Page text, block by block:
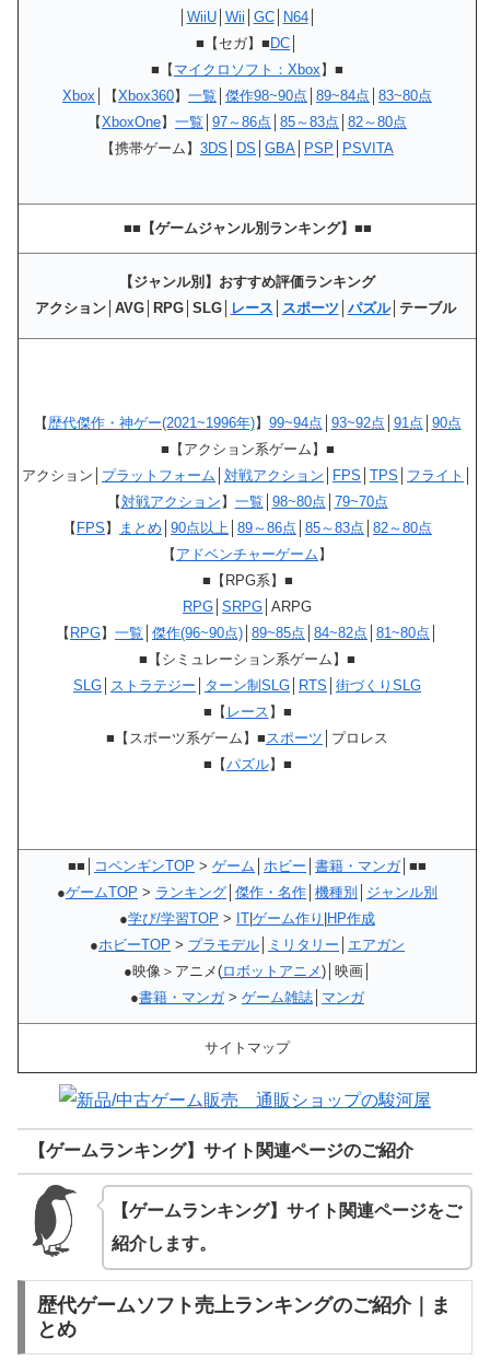
WiiU│ Wii GC│ N64│
■【セガ】■ DC
■【 マイクロソフト：Xbox 】■
Xbox │【Xbox360】 一覧 傑作98~90点 89~84点 83~80点
【XboxOne】 一覧 97～86点 85～83点 82～80点
【携帯ゲーム】 3DS DS GBA PSP PSVITA
■■【ゲームジャンル別ランキング】■■
【ジャンル別】おすすめ評価ランキング
アクション│AVG│RPG│SLG│
レース スポーツ パズル│テーブル
【 歴代傑作・神ゲー(2021~1996年)】 99~94点 93~92点 91点 90点
■【アクション系ゲーム】■
アクション│ プラットフォーム 対戦アクション FPS TPS フライト
【対戦アクション 】 一覧 98~80点 79~70点
【 FPS 】 まとめ 90点以上 89～86点 85～83点 82～80点
【 アドベンチャーゲーム 】
■【RPG系】■
RPG SRPG │ARPG
【 RPG】 一覧 傑作(96~90点) 89~85点 84~82点 81~80点
■【シミュレーション系ゲーム】■
SLG
ストラテジー ターン制SLG RTS 街づくりSLG
■【 レース 】■
■【スポーツ系ゲーム】■ スポーツ │プロレス
■【パズル】■
■■│ コペンギンTOP > ゲーム ホビー 書籍・マンガ│■■
●ゲームTOP > ランキング 傑作・名作 機種別
ジャンル別
●学び/学習TOP > IT ゲーム作り HP作成
●ホビーTOP > プラモデル ミリタリー
エアガン
●映像＞アニメ(ロボットアニメ)│映画│
●書籍・マンガ> ゲーム雑誌 マンガ
サイトマップ
【ゲームランキング】サイト関連ページのご紹介
【ゲームランキング】サイト関連ページをご
紹介します。
歴代ゲームソフト売上ランキングのご紹介｜ま
とめ